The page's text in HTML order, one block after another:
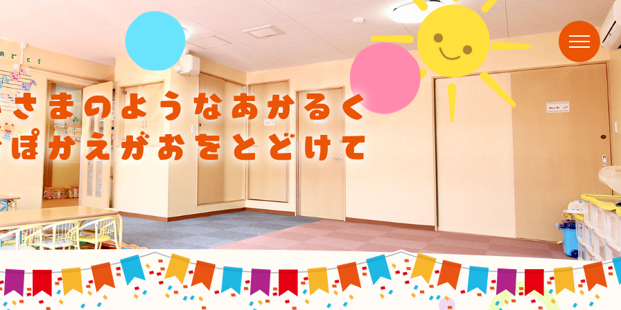
さまのようなあかるく
かえがおをとどけて